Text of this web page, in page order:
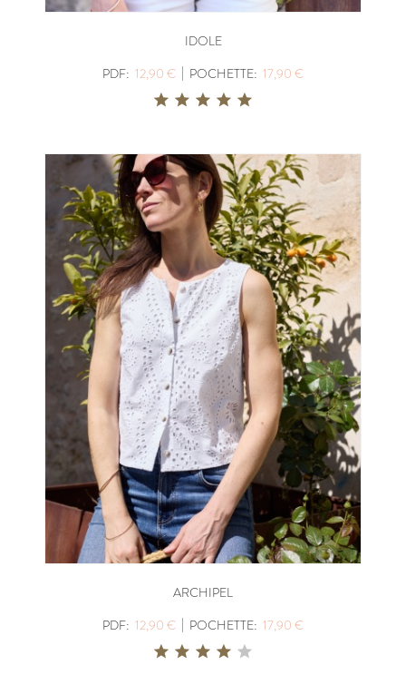
IDOLE
PDF: 12,90 € | POCHETTE: 17,90 €
ARCHIPEL
PDF: 12,90 € | POCHETTE: 17,90 €